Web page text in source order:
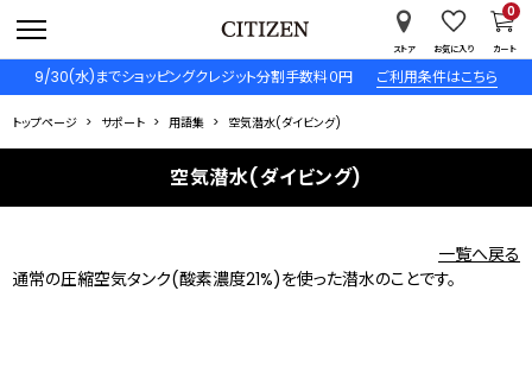
9/30(水)までショッピングクレジット分割手数料０円 ご利用条件はこちら
ストア お気に入り カート
0
トップページ サポート 用語集 空気潜水(ダイビング)
空気潜水(ダイビング)
一覧へ戻る
通常の圧縮空気タンク(酸素濃度21%)を使った潜水のことです。